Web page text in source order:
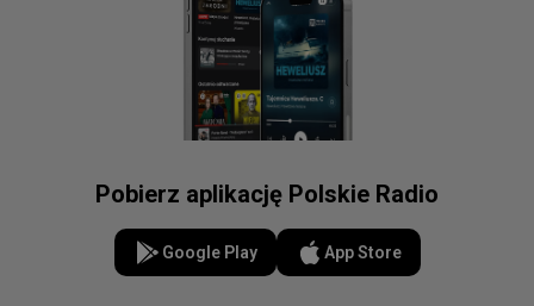
Pobierz aplikację Polskie Radio
Google Play App Store